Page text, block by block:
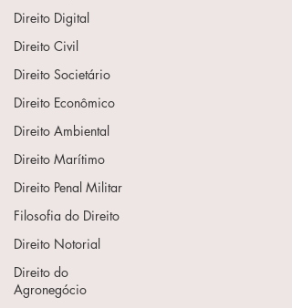
Direito Digital
Direito Civil
Direito Societário
Direito Econômico
Direito Ambiental
Direito Marítimo
Direito Penal Militar
Filosofia do Direito
Direito Notorial
Direito do
Agronegócio